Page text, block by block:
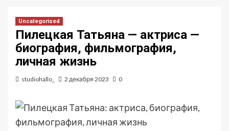
Uncategorised
Пилецкая Татьяна — актриса —
биография, фильмография,
личная жизнь
studiohallo_ 2 декабря 2023 0